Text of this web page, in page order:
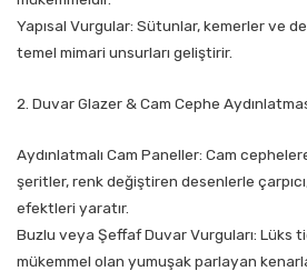
Yapısal Vurgular: Sütunlar, kemerler ve
temel mimari unsurları geliştirir.
2. Duvar Glazer & Cam Cephe
Aydınlatmalı Cam Paneller: Cam
şeritler, renk değiştiren desenlerle
efektleri yaratır.
Buzlu veya Şeffaf Duvar Vurguları: Lüks
mükemmel olan yumuşak parlayan